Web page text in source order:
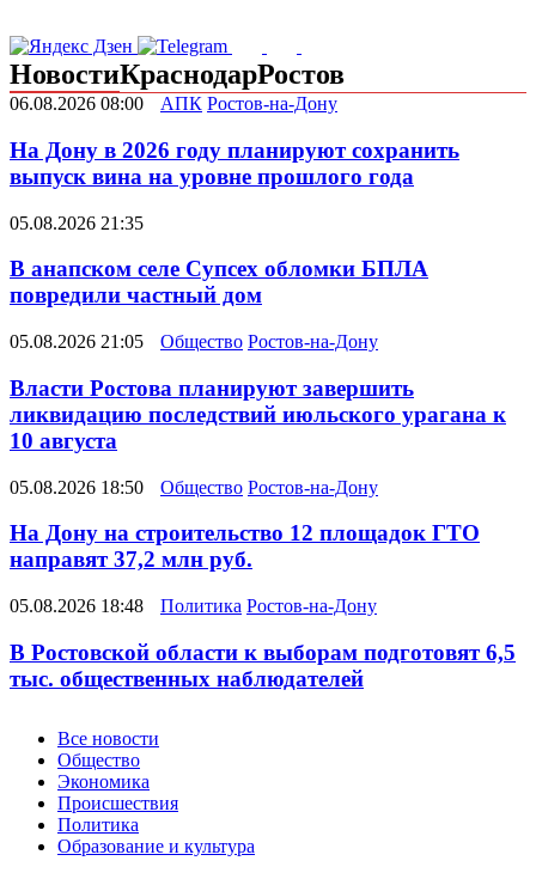
НовостиКраснодарРостов
06.08.2026 08:00 АПК Ростов-на-Дону
На Дону в 2026 году планируют сохранить
выпуск вина на уровне прошлого года
05.08.2026 21:35
В анапском селе Супсех обломки БПЛА
повредили частный дом
05.08.2026 21:05 Общество Ростов-на-Дону
Власти Ростова планируют завершить
ликвидацию последствий июльского урагана к
10 августа
05.08.2026 18:50 Общество Ростов-на-Дону
На Дону на строительство 12 площадок ГТО
направят 37,2 млн руб.
05.08.2026 18:48 Политика Ростов-на-Дону
В Ростовской области к выборам подготовят 6,5
тыс. общественных наблюдателей
Новости
Все новости
Общество
Экономика
Происшествия
Политика
Образование и культура